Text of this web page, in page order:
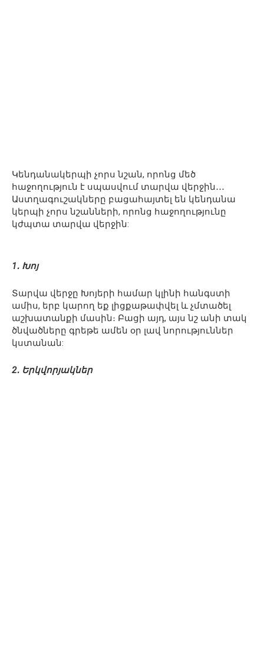
Կենդանակերպի չորս նշան, որոնց մեծ
հաջողություն է սպասվում տարվա վերջին․․․
Աստղագուշակները բացահայտել են կենդանա
կերպի չորս նշանների, որոնց հաջողությունը
կժպտա տարվա վերջին:
1․ Խոյ
Տարվա վերջը Խոյերի համար կլինի հանգստի
ամիս, երբ կարող եք լիցքաթափվել և չմտածել
աշխատանքի մասին։ Բացի այդ, այս նշ անի տակ
ծնվածները գրեթե ամեն օր լավ նորություններ
կստանան:
2․ Երկվորյակներ